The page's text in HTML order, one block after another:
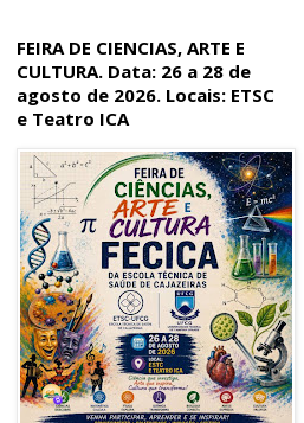
FEIRA DE CIENCIAS, ARTE E
CULTURA. Data: 26 a 28 de
agosto de 2026. Locais: ETSC
e Teatro ICA